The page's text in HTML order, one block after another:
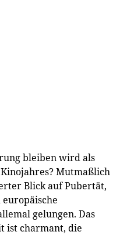
bleiben wird als
Mutmaßlich
Blick auf Pubertät,
gelungen. Das
ist charmant, die